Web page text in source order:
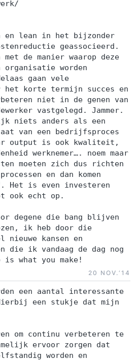
en lean in het bijzonder
geassocieerd.
de manier waarop deze
organisatie worden
gaan vele
het korte termijn succes en
niet in de genen van
vastgelegd. Jammer.
niets anders als een
van een bedrijfsproces
output is ook kwaliteit,
werknemer…. noem maar
moeten zich dus richten
en dan komen
Het is even investeren
ook echt op.
degene die bang blijven
ik heb door die
nieuwe kansen en
die ik vandaag de dag nog
what you make!
20 NOV.‘14
een aantal interessante
Hierbij een stukje dat mijn
om continu verbeteren te
ervoor zorgen dat
worden en